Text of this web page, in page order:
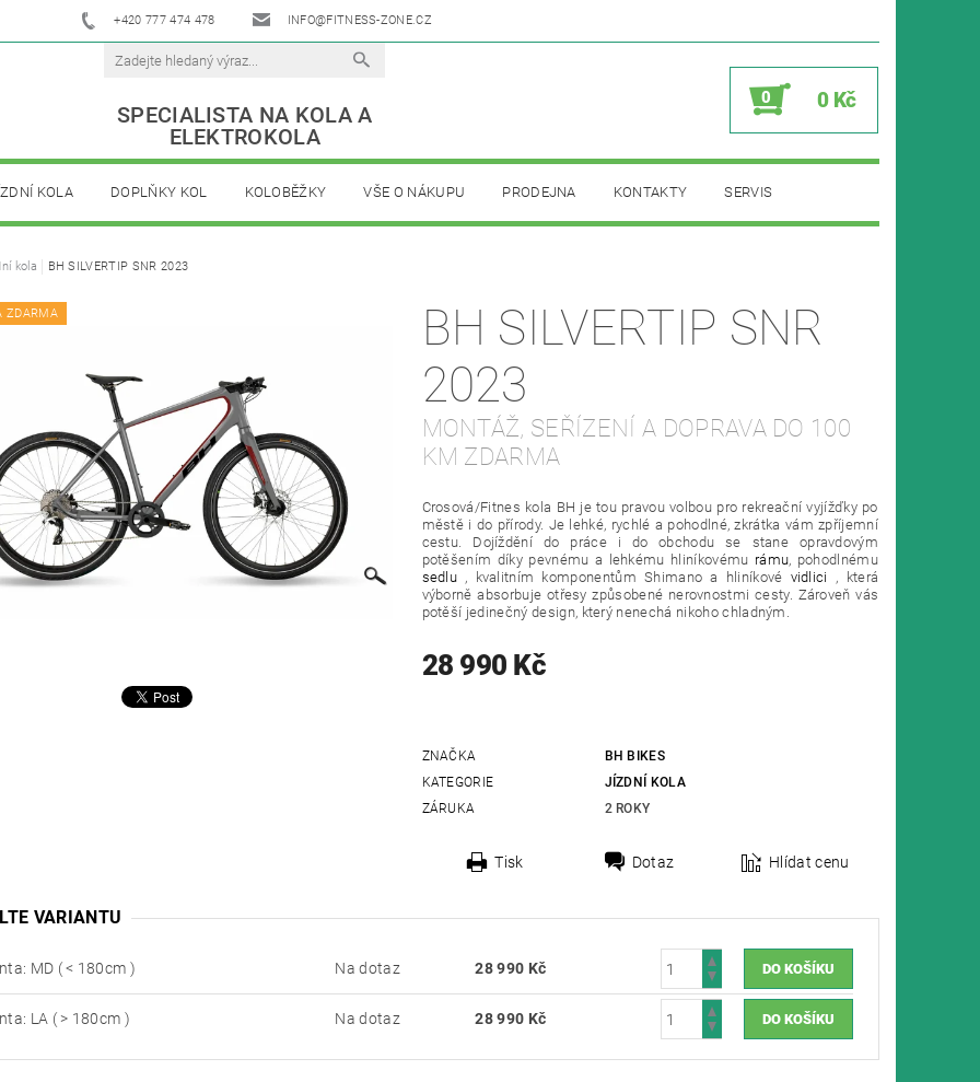
+420 777 474 478 INFO@FITNESS-ZONE.CZ
SPECIALISTA NA KOLA A
ELEKTROKOLA
0 0 Kč
KOLA DOPLŇKY KOL KOLOBĚŽKY VŠE O NÁKUPU PRODEJNA KONTAKTY SERVIS
kola BH SILVERTIP SNR 2023
ZDARMA
BH SILVERTIP SNR
2023
MONTÁŽ, SEŘÍZENÍ A DOPRAVA DO 100
KM ZDARMA
Crosová/Fitnes kola BH je tou pravou volbou pro rekreační vyjížďky po
městě i do přírody. Je lehké, rychlé a pohodlné, zkrátka vám zpříjemní
cestu. Dojíždění do práce i do obchodu se stane opravdovým
potěšením díky pevnému a lehkému hliníkovému rámu, pohodlnému
sedlu , kvalitním komponentům Shimano a hliníkové vidlici
, která
výborně absorbuje otřesy způsobené nerovnostmi cesty. Zároveň vás
potěší jedinečný design, který nenechá nikoho chladným.
28 990 Kč
ZNAČKA
BH BIKES
KATEGORIE
JÍZDNÍ KOLA
ZÁRUKA
2 ROKY
Tisk Dotaz Hlídat cenu
VARIANTU
MD ( < 180cm ) Na dotaz 28 990 Kč
LA ( > 180cm ) Na dotaz 28 990 Kč